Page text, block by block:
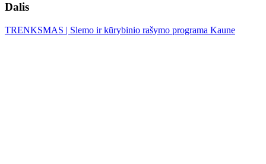
Dalis
TRENKSMAS | Slemo ir kūrybinio rašymo programa Kaune